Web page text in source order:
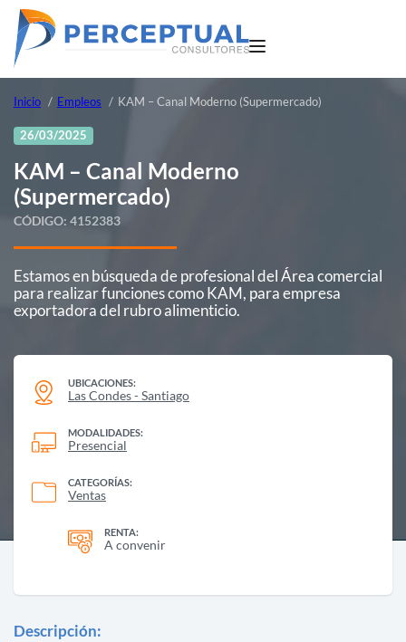
Inicio Empleos KAM – Canal Moderno (Supermercado)
26/03/2025
KAM – Canal Moderno
(Supermercado)
CÓDIGO: 4152383
Estamos en búsqueda de profesional del Área comercial
para realizar funciones como KAM, para empresa
exportadora del rubro alimenticio.
UBICACIONES:
Las Condes - Santiago
MODALIDADES:
Presencial
CATEGORÍAS:
Ventas
RENTA:
A convenir
Descripción: